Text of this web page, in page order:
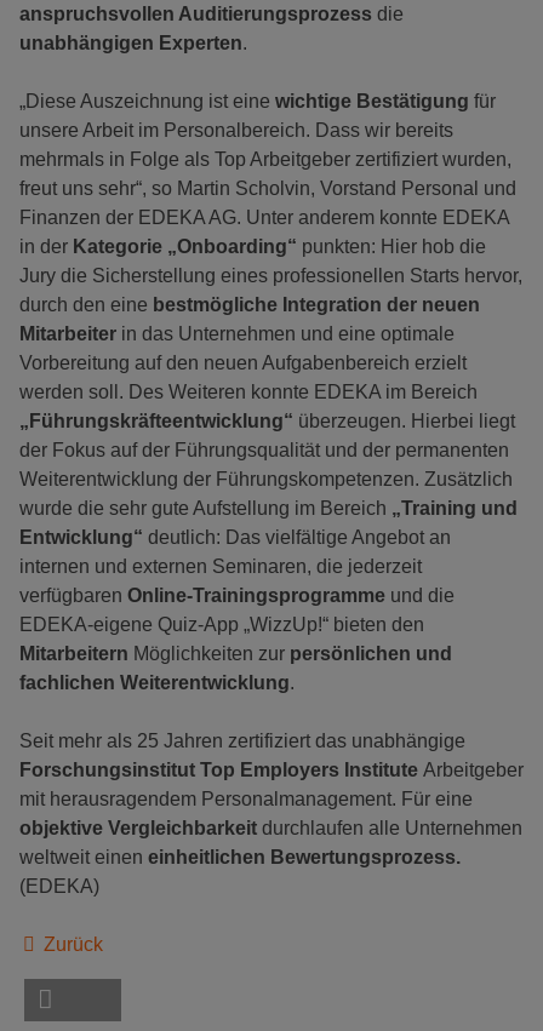
anspruchsvollen Audi­tierungsprozess die
unabhängigen Experten.
„Diese Auszeichnung ist eine wichtige Bestätigung für
unsere Arbeit im Perso­nalbereich. Dass wir bereits
mehrmals in Folge als Top Arbeitgeber zertifiziert wurden,
freut uns sehr“, so Martin Scholvin, Vorstand Personal und
Finanzen der EDEKA AG. Unter anderem konnte EDEKA
in der Kategorie „Onboarding“ punkten: Hier hob die
Jury die Sicherstellung eines professionellen Starts hervor,
durch den eine bestmögliche Integration der neuen
Mitarbeiter in das Unternehmen und eine optimale
Vorbereitung auf den neuen Aufgabenbereich erzielt
werden soll. Des Weiteren konnte EDEKA im Bereich
„Führungskräfteentwicklung“ überzeugen. Hierbei liegt
der Fokus auf der Führungsqualität und der permanenten
Weiterentwicklung der Führungskompetenzen. Zusätzlich
wurde die sehr gute Aufstellung im Bereich „Training und
Entwicklung“ deutlich: Das vielfältige Angebot an
internen und externen Seminaren, die jederzeit
verfügbaren Online-Trainingsprogramme und die
EDEKA-eigene Quiz-App „WizzUp!“ bieten den
Mitarbeitern Möglichkeiten zur persönlichen und
fachlichen Weiterentwicklung.
Seit mehr als 25 Jahren zertifiziert das unabhängige
Forschungsinstitut Top Employers Institute Arbeitgeber
mit herausragendem Personalmanagement. Für eine
objektive Vergleichbarkeit durchlaufen alle Unternehmen
weltweit einen einheitlichen Bewer­tungsprozess.
(EDEKA)
Zurück